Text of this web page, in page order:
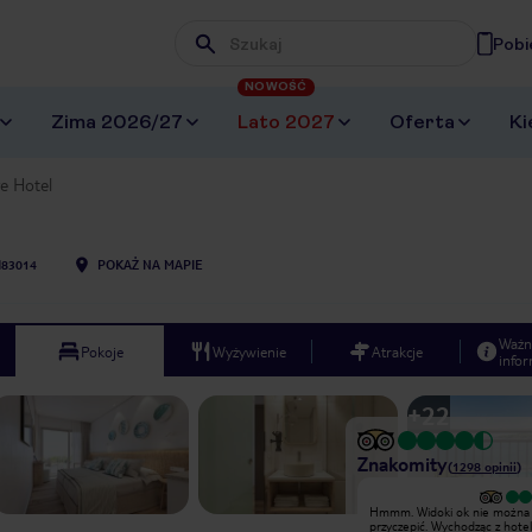
Wpisz frazę, której szukasz
Zima 2026/27 Lato 2027
NOWOŚĆ
Oferta
Hotel
POKAŻ NA MAPIE
Pokoje Wyżywienie Atrakcje
+22
Znakomity(1298 opinii)
Bardzo dobry
Byliśmy mile zaskoczeni tym co
Hmmm. Widoki ok nie można
przyczepić. Wychodząc z